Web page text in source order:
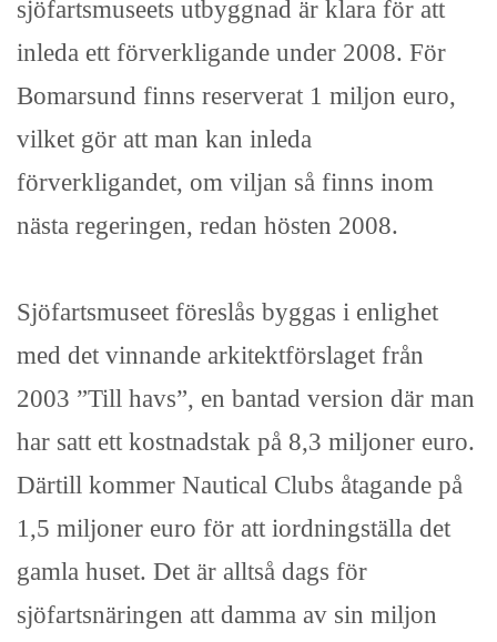
sjöfartsmuseets utbyggnad är klara för att
inleda ett förverkligande under 2008. För
Bomarsund finns reserverat 1 miljon euro,
vilket gör att man kan inleda
förverkligandet, om viljan så finns inom
nästa regeringen, redan hösten 2008.
Sjöfartsmuseet föreslås byggas i enlighet
med det vinnande arkitektförslaget från
2003 ”Till havs”, en bantad version där man
har satt ett kostnadstak på 8,3 miljoner euro.
Därtill kommer Nautical Clubs åtagande på
1,5 miljoner euro för att iordningställa det
gamla huset. Det är alltså dags för
sjöfartsnäringen att damma av sin miljon